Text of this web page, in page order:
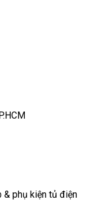
phụ kiện tủ điện